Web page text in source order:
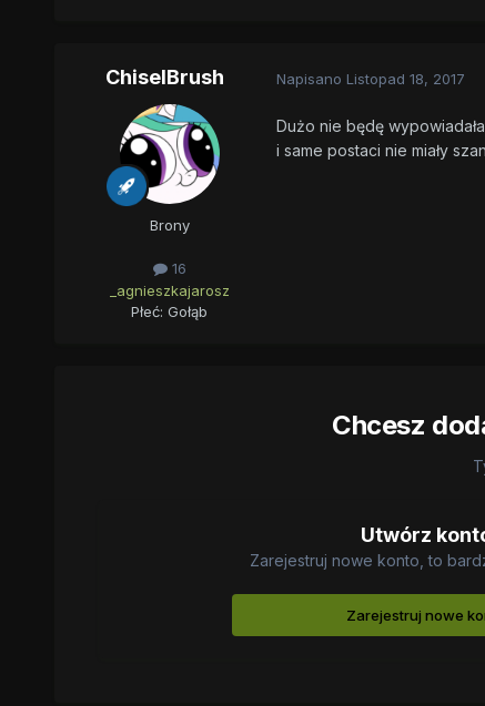
ChiselBrush
Brony
16
_agnieszkajarosz
Płeć: Gołąb
Napisano Listopad 18, 2017
Dużo nie będę
i same postaci nie miały
Chcesz
Utwórz
Zarejestruj nowe konto, to
Zarejestruj nowe